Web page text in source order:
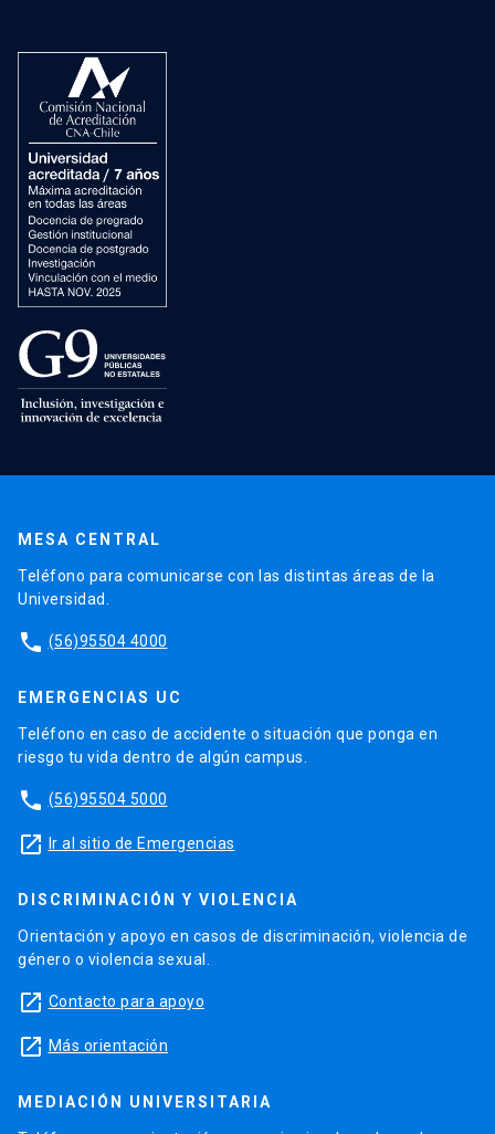
MESA CENTRAL
Teléfono para comunicarse con las distintas áreas de la
Universidad.
phone (56)95504 4000
EMERGENCIAS UC
Teléfono en caso de accidente o situación que ponga en
riesgo tu vida dentro de algún campus.
phone (56)95504 5000
launch Ir al sitio de Emergencias
DISCRIMINACIÓN Y VIOLENCIA
Orientación y apoyo en casos de discriminación, violencia de
género o violencia sexual.
launch Contacto para apoyo
launch Más orientación
MEDIACIÓN UNIVERSITARIA